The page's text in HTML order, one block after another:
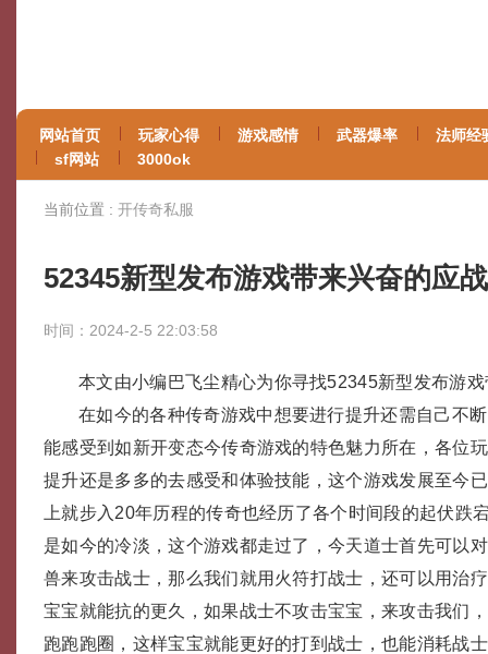
网站首页 玩家心得 游戏感情 武器爆率
法师经
sf网站
3000ok
当前位置 : 开传奇私服
52345新型发布游戏带来兴奋的应战
时间：2024-2-5 22:03:58
本文由小编巴飞尘精心为你寻找52345新型发布游
在如今的各种传奇游戏中想要进行提升还需自己不
能感受到如新开变态今传奇游戏的特色魅力所在，各位
提升还是多多的去感受和体验技能，这个游戏发展至今
上就步入20年历程的传奇也经历了各个时间段的起伏跌
是如今的冷淡，这个游戏都走过了，今天道士首先可以
兽来攻击战士，那么我们就用火符打战士，还可以用治
宝宝就能抗的更久，如果战士不攻击宝宝，来攻击我们
跑跑跑圈，这样宝宝就能更好的打到战士，也能消耗战